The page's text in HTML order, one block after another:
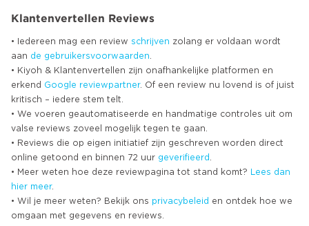
Klantenvertellen Reviews
• Iedereen mag een review schrijven zolang er voldaan wordt
aan de gebruikersvoorwaarden
• Kiyoh & Klantenvertellen zijn onafhankelijke platformen en
erkend Google reviewpartner. Of een review nu lovend is of juist
kritisch – iedere stem telt.
• We voeren geautomatiseerde en handmatige controles uit om
valse reviews zoveel mogelijk tegen te gaan.
• Reviews die op eigen initiatief zijn geschreven worden direct
online getoond en binnen 72 uur geverifieerd
• Meer weten hoe deze reviewpagina tot stand komt?
Lees dan
hier meer.
• Wil je meer weten? Bekijk ons privacybeleid en ontdek hoe we
omgaan met gegevens en reviews.